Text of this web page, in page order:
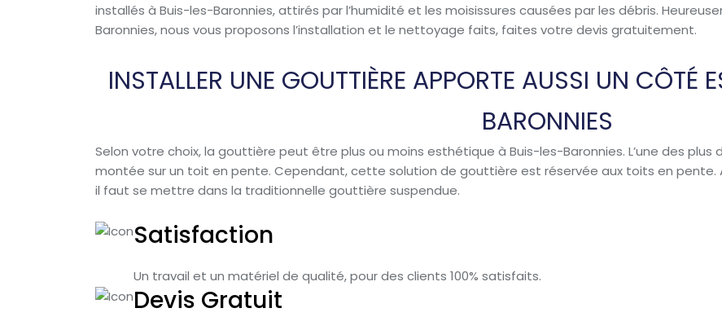
installés à Buis-les-Baronnies, attirés par l’humidité et les moisissures causées par les débris.
Baronnies, nous vous proposons l’installation et le nettoyage faits, faites votre devis gratuitement.
INSTALLER UNE GOUTTIÈRE APPORTE AUSSI UN CÔTÉ
BARONNIES
Selon votre choix, la gouttière peut être plus ou moins esthétique à Buis-les-Baronnies. L’une des
montée sur un toit en pente. Cependant, cette solution de gouttière est réservée aux toits en pente.
il faut se mettre dans la traditionnelle gouttière suspendue.
Satisfaction
Un travail et un matériel de qualité, pour des clients 100% satisfaits.
Devis Gratuit